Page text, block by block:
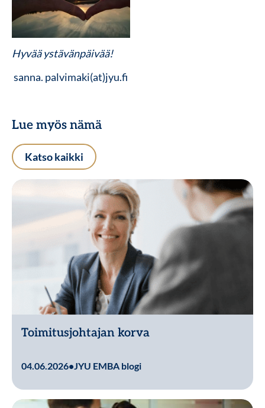
Hyvää ystävänpäivää!
sanna. palvimaki(at)jyu.fi
Lue myös nämä
Katso kaikki
Toimitusjohtajan korva
04.06.2026•JYU EMBA blogi